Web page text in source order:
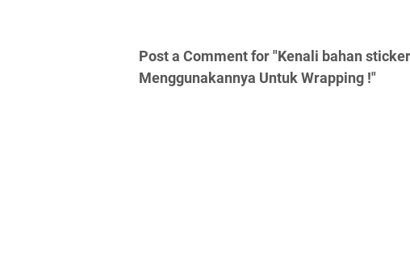
Post a Comment for "Kenali bahan
Menggunakannya Untuk Wrapping !"